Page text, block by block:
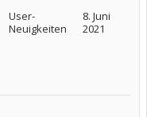
User-
Neuigkeiten
8. Juni
2021